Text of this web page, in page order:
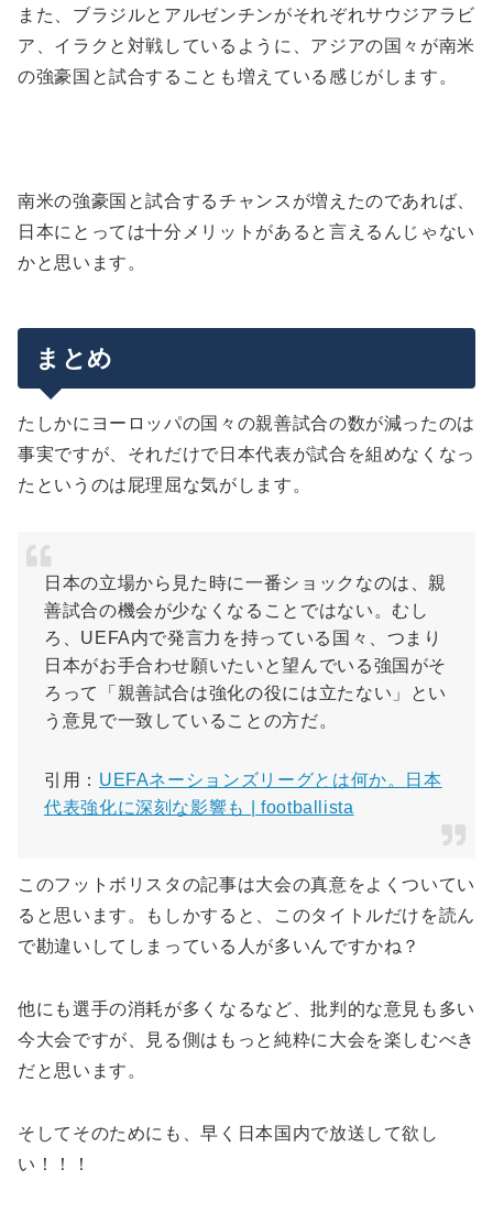
また、ブラジルとアルゼンチンがそれぞれサウジアラビ
ア、イラクと対戦しているように、アジアの国々が南米
の強豪国と試合することも増えている感じがします。
南米の強豪国と試合するチャンスが増えたのであれば、
日本にとっては十分メリットがあると言えるんじゃない
かと思います。
まとめ
たしかにヨーロッパの国々の親善試合の数が減ったのは
事実ですが、それだけで日本代表が試合を組めなくなっ
たというのは屁理屈な気がします。
日本の立場から見た時に一番ショックなのは、親
善試合の機会が少なくなることではない。むし
ろ、UEFA内で発言力を持っている国々、つまり
日本がお手合わせ願いたいと望んでいる強国がそ
ろって「親善試合は強化の役には立たない」とい
う意見で一致していることの方だ。
引用： UEFAネーションズリーグとは何か。日本
代表強化に深刻な影響も | footballista
このフットボリスタの記事は大会の真意をよくついてい
ると思います。もしかすると、このタイトルだけを読ん
で勘違いしてしまっている人が多いんですかね？
他にも選手の消耗が多くなるなど、批判的な意見も多い
今大会ですが、見る側はもっと純粋に大会を楽しむべき
だと思います。
そしてそのためにも、早く日本国内で放送して欲し
い！！！